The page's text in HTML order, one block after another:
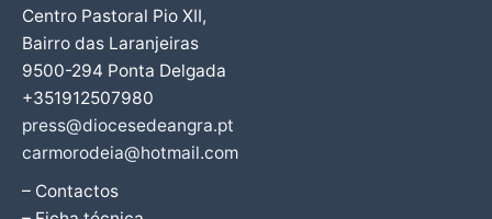
Centro Pastoral Pio XII,
Bairro das Laranjeiras
9500-294 Ponta Delgada
+351912507980
press@diocesedeangra.pt
carmorodeia@hotmail.com
– Contactos